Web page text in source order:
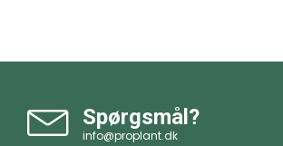
Spørgsmål?
info@proplant.dk